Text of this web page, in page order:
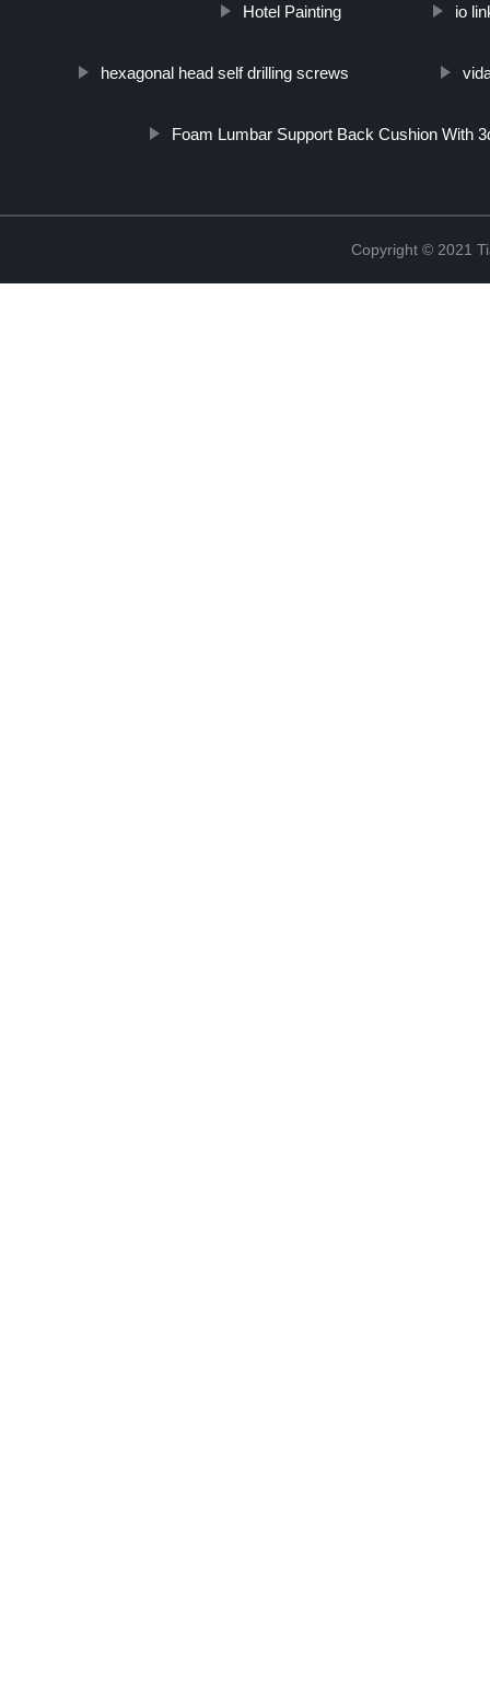
Hotel Painting io
hexagonal head self drilling screws
Foam Lumbar Support Back Cushion With
Copyright © 2021